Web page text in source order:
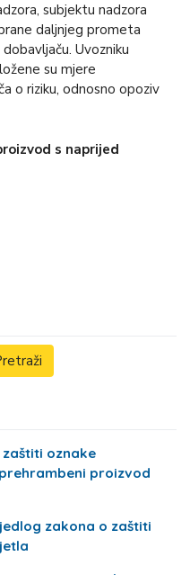
subjektu nadzora
daljnjeg prometa
Uvozniku
su mjere
o riziku, odnosno opoziv
s naprijed
zaštiti oznake
proizvod
zakona o zaštiti